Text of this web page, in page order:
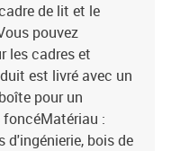
de lit et le
pouvez
les cadres et
est livré avec un
pour un
:
d'ingénierie, bois de